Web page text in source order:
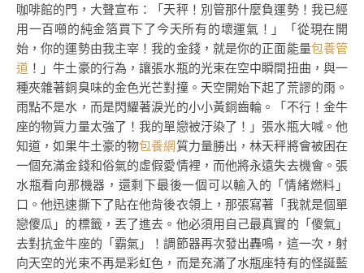
咖啡館的門，大聲宣布：「天秤！別管那什麼負運勢！我已經
用一百噸的純金箔買下了今天所有的壞運氣！」「從現在開
始，你的運勢由我主宰！我的金錢，就是你的正面能量包養管
道 ！」牛土豪的行為，讓張水瓶的光束在空中瞬間扭曲，與一
種夾雜著銅臭味的金色光芒對撞。天空開始下起了荒謬的雨。
雨點不是水，而是閃耀著淚光的小小黃銅齒輪。「不行！金牛
座的物質力量太強了！我的單戀被汙染了！」張水瓶大喊。他
知道，如果牛土豪的物包養網質力量勝出，林天秤將會被困在
一個充滿金錢和俗氣的虛假愛情裡，而他將永遠失去機會。張
水瓶看向那機器，還剩下最後一個可以輸入的「情緒燃料」
口。他迅速撕下了貼在他背後衣領上，那張寫著「我就是個單
戀傻瓜」的標籤，丟了進去。他必須用自己最真實的「傻氣」
去對抗金牛座的「霸氣」！調節器再次發出轟鳴，這一次，射
向天空的光束不再是彩虹色，而是充滿了水瓶座特有的怪誕藍